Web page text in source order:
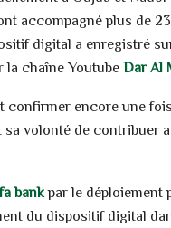
accompagné plus de
digital a enregistré
la chaîne YoutubeDar Al
encore une
volonté de contribuer
bankpar le
du dispositif digital